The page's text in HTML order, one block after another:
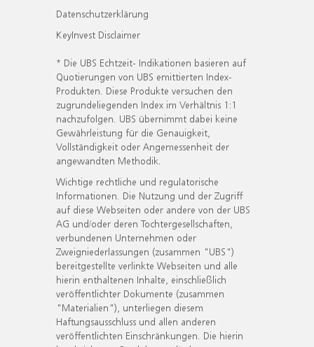
Datenschutzerklärung
KeyInvest Disclaimer
* Die UBS Echtzeit- Indikationen basieren auf
Quotierungen von UBS emittierten Index-
Produkten. Diese Produkte versuchen den
zugrundeliegenden Index im Verhältnis 1:1
nachzufolgen. UBS übernimmt dabei keine
Gewährleistung für die Genauigkeit,
Vollständigkeit oder Angemessenheit der
angewandten Methodik.
Wichtige rechtliche und regulatorische
Informationen. Die Nutzung und der Zugriff
auf diese Webseiten oder andere von der UBS
AG und/oder deren Tochtergesellschaften,
verbundenen Unternehmen oder
Zweigniederlassungen (zusammen "UBS")
bereitgestellte verlinkte Webseiten und alle
hierin enthaltenen Inhalte, einschließlich
veröffentlichter Dokumente (zusammen
"Materialien"), unterliegen diesem
Haftungsausschluss und allen anderen
veröffentlichten Einschränkungen. Die hierin